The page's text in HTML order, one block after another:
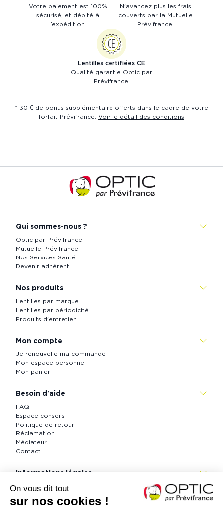
Votre paiement est 100%
sécurisé, et débité à
l’expédition.
N'avancez plus les frais
couverts par la Mutuelle
Prévifrance.
Lentilles certifiées CE
Qualité garantie Optic par
Prévifrance.
* 30 € de bonus supplémentaire offerts dans le cadre de votre
forfait Prévifrance. Voir le détail des conditions
Accueil
de
Qui sommes-nous ?
Optic par Prévifrance
Mutuelle Prévifrance
Nos Services Santé
Devenir adhérent
Nos produits
Lentilles par marque
Lentilles par périodicité
Produits d'entretien
Mon compte
Je renouvelle ma commande
Mon espace personnel
Mon panier
Besoin d'aide
FAQ
Espace conseils
Politique de retour
Réclamation
Médiateur
Contact
Informations légales
CGV
Politique de confidentialité